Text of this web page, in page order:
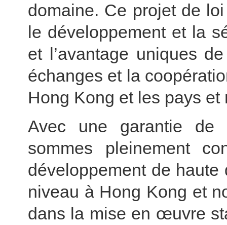
domaine. Ce projet de
le développement et la
et l’avantage uniques
échanges et la
Hong Kong et les pays
Avec une garantie de
sommes pleinement
développement de haute
niveau à Hong Kong et
dans la mise en œuvre